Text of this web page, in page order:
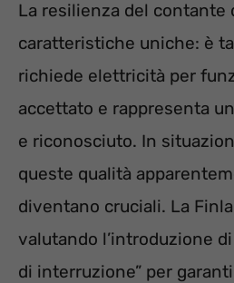
La resilienza del contante
caratteristiche uniche: è
richiede elettricità per
accettato e rappresenta
e riconosciuto. In
queste qualità
diventano cruciali. La
valutando l’introduzione
di interruzione” per